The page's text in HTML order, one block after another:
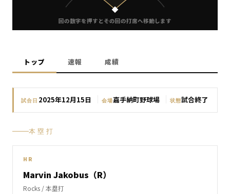
回の数字を押すとその回の打席へ移動します
トップ 速報 成績
試合日 2025年12月15日 会場嘉手納町野球場 ｜状態試合終了
本塁打
HR
Marvin Jakobus（R）
Rocks / 本塁打